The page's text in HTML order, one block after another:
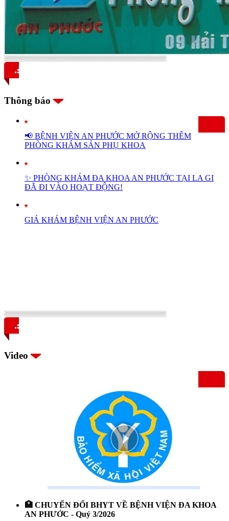
Thông báo
📢 BỆNH VIỆN AN PHƯỚC MỞ RỘNG THÊM
PHÒNG KHÁM SẢN PHỤ KHOA
✨ PHÒNG KHÁM ĐA KHOA AN PHƯỚC TẠI LA GI
ĐÃ ĐI VÀO HOẠT ĐỘNG!
GIÁ KHÁM BỆNH VIỆN AN PHƯỚC
Video
🏥 CHUYỂN ĐỔI BHYT VỀ BỆNH VIỆN ĐA KHOA
AN PHƯỚC - Quý 3/2026